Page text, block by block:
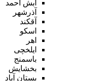
آبش احمد
آذرشهر
آقکند
اسکو
اهر
ایلخچی
باسمنج
بخشایش
بستان آباد